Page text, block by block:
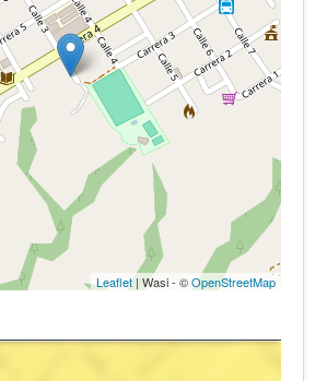
Leaflet| Wasi - ©OpenStreetMap